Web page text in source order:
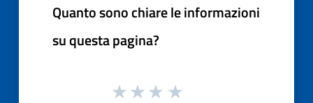
Quanto sono chiare le informazioni
su questa pagina?